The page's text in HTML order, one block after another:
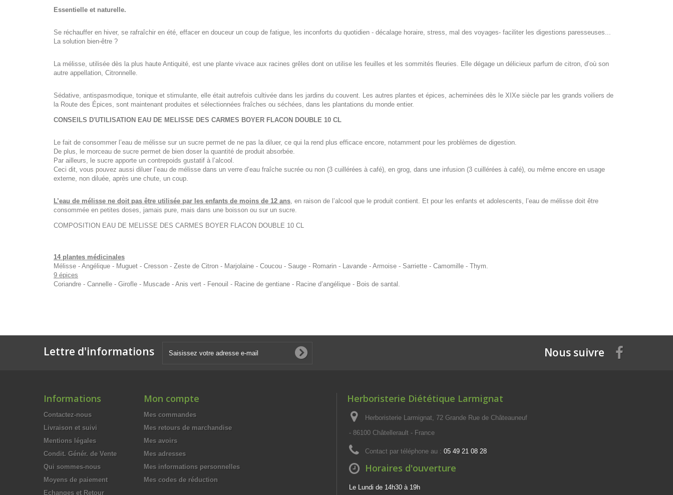
Essentielle et naturelle.
Se réchauffer en hiver, se rafraîchir en été, effacer en douceur un coup de fatigue, les inconforts du quotidien - décalage horaire, stress, mal des voyages- faciliter les digestions paresseuses...
La solution bien-être ?
La mélisse, utilisée dès la plus haute Antiquité, est une plante vivace aux racines grêles dont on utilise les feuilles et les sommités fleuries. Elle dégage un délicieux parfum de citron, d’où son
autre appellation, Citronnelle.
Sédative, antispasmodique, tonique et stimulante, elle était autrefois cultivée dans les jardins du couvent. Les autres plantes et épices, acheminées dès le XIXe siècle par les grands voiliers de
la Route des Épices, sont maintenant produites et sélectionnées fraîches ou séchées, dans les plantations du monde entier.
CONSEILS D'UTILISATION EAU DE MELISSE DES CARMES BOYER FLACON DOUBLE 10 CL
Le fait de consommer l’eau de mélisse sur un sucre permet de ne pas la diluer, ce qui la rend plus efficace encore, notamment pour les problèmes de digestion.
De plus, le morceau de sucre permet de bien doser la quantité de produit absorbée.
Par ailleurs, le sucre apporte un contrepoids gustatif à l’alcool.
Ceci dit, vous pouvez aussi diluer l’eau de mélisse dans un verre d’eau fraîche sucrée ou non (3 cuillérées à café), en grog, dans une infusion (3 cuillérées à café), ou même encore en usage
externe, non diluée, après une chute, un coup.
L’eau de mélisse ne doit pas être utilisée par les enfants de moins de 12 ans, en raison de l’alcool que le produit contient. Et pour les enfants et adolescents, l’eau de mélisse doit être
consommée en petites doses, jamais pure, mais dans une boisson ou sur un sucre.
COMPOSITION EAU DE MELISSE DES CARMES BOYER FLACON DOUBLE 10 CL
14 plantes médicinales
Mélisse - Angélique - Muguet - Cresson - Zeste de Citron - Marjolaine - Coucou - Sauge - Romarin - Lavande - Armoise - Sarriette - Camomille - Thym.
9 épices
Coriandre - Cannelle - Girofle - Muscade - Anis vert - Fenouil - Racine de gentiane - Racine d’angélique - Bois de santal.
Lettre d'informations Nous suivre
Informations
Contactez-nous
Livraison et suivi
Mentions légales
Condit. Génér. de Vente
Qui sommes-nous
Moyens de paiement
Echanges et Retour
Mon compte
Mes commandes
Mes retours de marchandise
Mes avoirs
Mes adresses
Mes informations personnelles
Mes codes de réduction
Herboristerie Diététique Larmignat
Herboristerie Larmignat, 72 Grande Rue de Châteauneuf
- 86100 Châtellerault - France
Contact par téléphone au : 05 49 21 08 28
Horaires d'ouverture
Le Lundi de 14h30 à 19h